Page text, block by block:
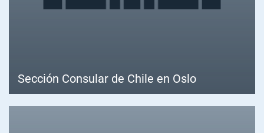
Sección Consular de Chile en Oslo